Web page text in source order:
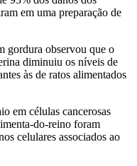
em uma preparação de
gordura observou que o
diminuiu os níveis de
às de ratos alimentados
em células cancerosas
do-reino foram
celulares associados ao